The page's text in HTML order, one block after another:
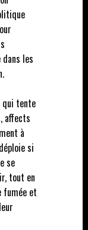
les
qui tente
affects
à
si
se
tout en
fumée et